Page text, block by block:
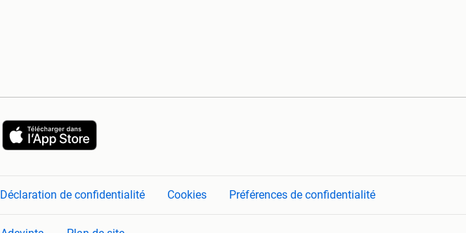
Déclaration de confidentialité Cookies Préférences de confidentialité